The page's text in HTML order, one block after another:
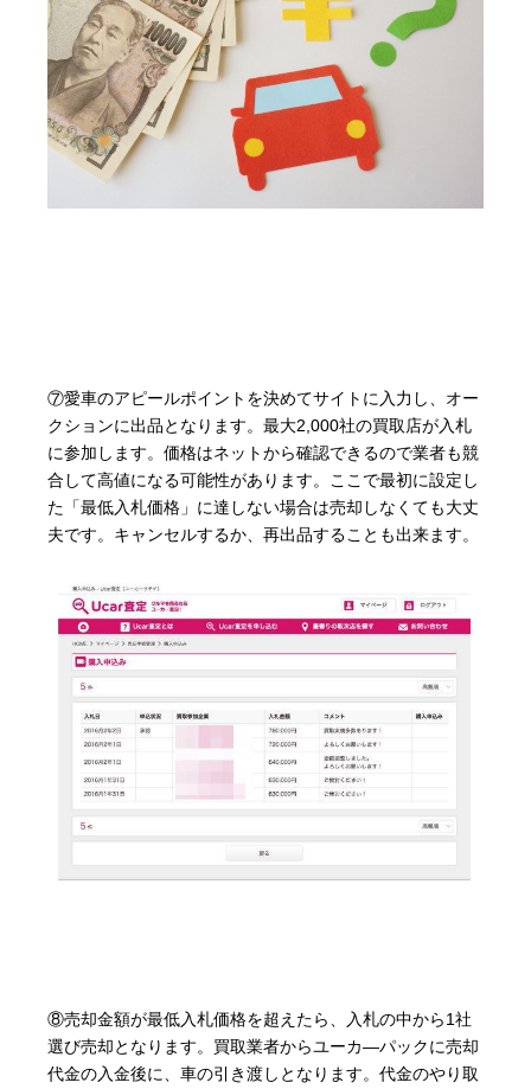
⑦愛車のアピールポイントを決めてサイトに入力し、オー
クションに出品となります。最大2,000社の買取店が入札
に参加します。価格はネットから確認できるので業者も競
合して高値になる可能性があります。ここで最初に設定し
た「最低入札価格」に達しない場合は売却しなくても大丈
夫です。キャンセルするか、再出品することも出来ます。
⑧売却金額が最低入札価格を超えたら、入札の中から1社
選び売却となります。買取業者からユーカ―パックに売却
代金の入金後に、車の引き渡しとなります。代金のやり取